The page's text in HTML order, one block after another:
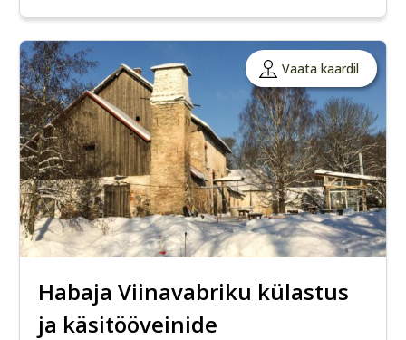
Vaata kaardil
Habaja Viinavabriku külastus
ja käsitööveinide